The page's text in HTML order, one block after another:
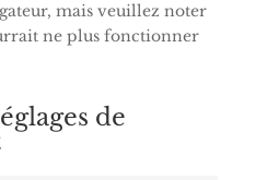
mais veuillez noter
ne plus fonctionner
de